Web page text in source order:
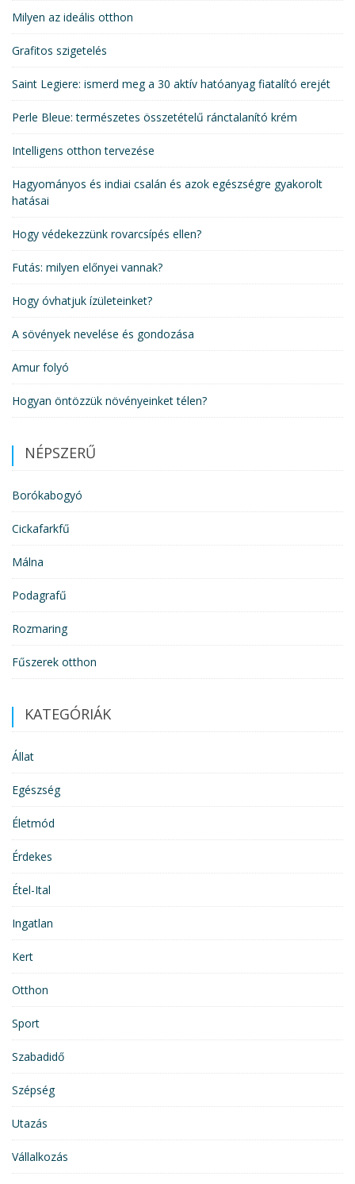
Milyen az ideális otthon
Grafitos szigetelés
Saint Legiere: ismerd meg a 30 aktív hatóanyag fiatalító erejét
Perle Bleue: természetes összetételű ránctalanító krém
Intelligens otthon tervezése
Hagyományos és indiai csalán és azok egészségre gyakorolt
hatásai
Hogy védekezzünk rovarcsípés ellen?
Futás: milyen előnyei vannak?
Hogy óvhatjuk ízületeinket?
A sövények nevelése és gondozása
Amur folyó
Hogyan öntözzük növényeinket télen?
NÉPSZERŰ
Borókabogyó
Cickafarkfű
Málna
Podagrafű
Rozmaring
Fűszerek otthon
KATEGÓRIÁK
Állat
Egészség
Életmód
Érdekes
Étel-Ital
Ingatlan
Kert
Otthon
Sport
Szabadidő
Szépség
Utazás
Vállalkozás